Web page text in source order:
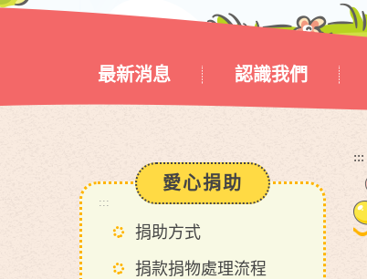
最新消息 認識我們
:::
愛心捐助
捐助方式
捐款捐物處理流程
:::